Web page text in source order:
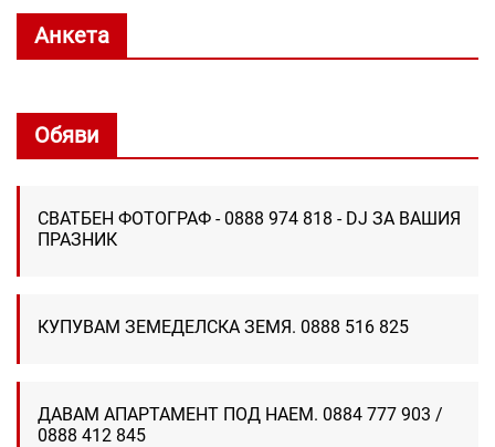
Анкета
Обяви
СВАТБЕН ФОТОГРАФ - 0888 974 818 - DJ ЗА ВАШИЯ
ПРАЗНИК
КУПУВАМ ЗЕМЕДЕЛСКА ЗЕМЯ. 0888 516 825
ДАВАМ АПАРТАМЕНТ ПОД НАЕМ. 0884 777 903 /
0888 412 845